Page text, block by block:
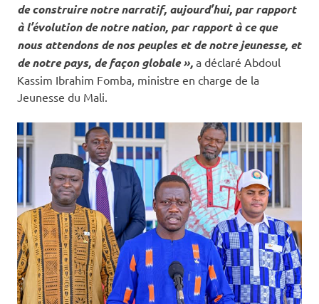
de construire notre narratif, aujourd’hui, par rapport
à l’évolution de notre nation, par rapport à ce que
nous attendons de nos peuples et de notre jeunesse, et
de notre pays, de façon globale », a déclaré Abdoul
Kassim Ibrahim Fomba, ministre en charge de la
Jeunesse du Mali.